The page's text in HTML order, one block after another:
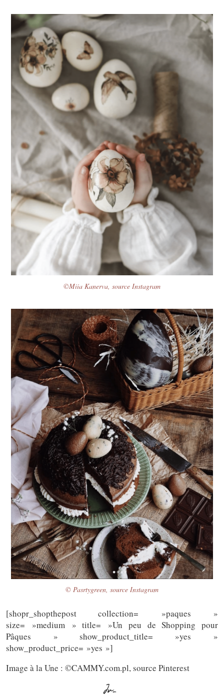
©Miia Kanerva, source Instagram
© Pasrtygreen, source Instagram
[shopr_shopthepost collection= »paques »
size= »medium » title= »Un peu de Shopping pour
Pâques » show_product_title= »yes »
show_product_price= »yes »]
Image à la Une : ©CAMMY.com.pl, source Pinterest